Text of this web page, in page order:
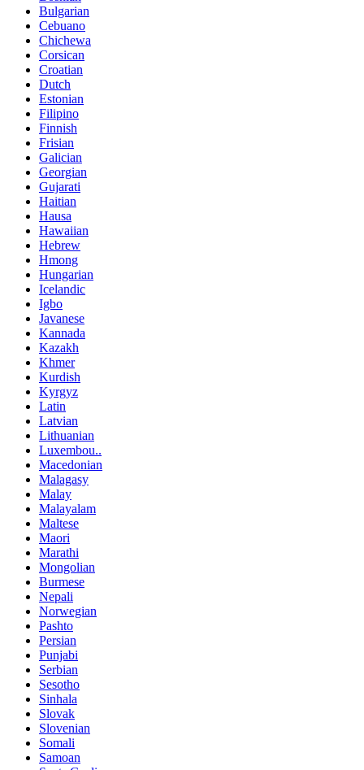
Bulgarian
Cebuano
Chichewa
Corsican
Croatian
Dutch
Estonian
Filipino
Finnish
Frisian
Galician
Georgian
Gujarati
Haitian
Hausa
Hawaiian
Hebrew
Hmong
Hungarian
Icelandic
Igbo
Javanese
Kannada
Kazakh
Khmer
Kurdish
Kyrgyz
Latin
Latvian
Lithuanian
Luxembou..
Macedonian
Malagasy
Malay
Malayalam
Maltese
Maori
Marathi
Mongolian
Burmese
Nepali
Norwegian
Pashto
Persian
Punjabi
Serbian
Sesotho
Sinhala
Slovak
Slovenian
Somali
Samoan